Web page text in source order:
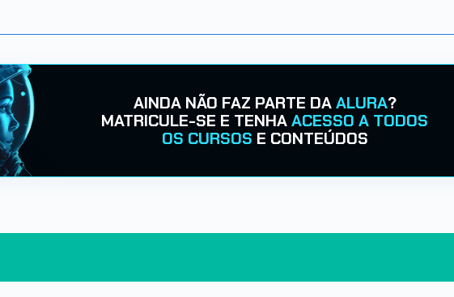
AINDA NÃO FAZ PARTE DAALURA?
MATRICULE-SE E TENHAACESSO A TODOS
OS CURSOS E CONTEÚDOS